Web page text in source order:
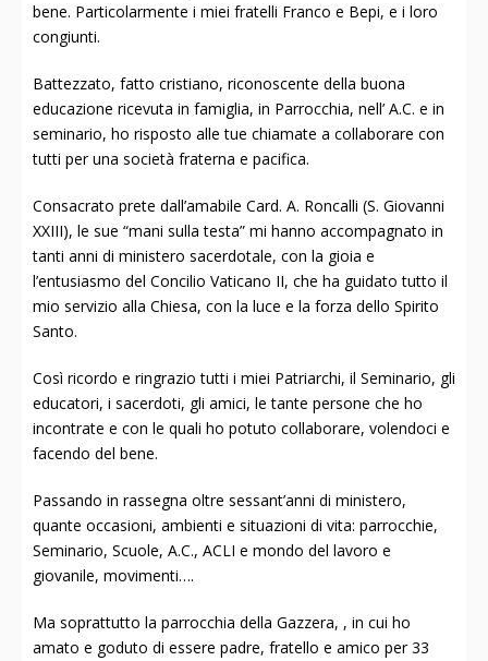
bene. Particolarmente i miei fratelli Franco e Bepi, e i loro
congiunti.
Battezzato, fatto cristiano, riconoscente della buona
educazione ricevuta in famiglia, in Parrocchia, nell’ A.C. e in
seminario, ho risposto alle tue chiamate a collaborare con
tutti per una società fraterna e pacifica.
Consacrato prete dall’amabile Card. A. Roncalli (S. Giovanni
XXIII), le sue “mani sulla testa” mi hanno accompagnato in
tanti anni di ministero sacerdotale, con la gioia e
l’entusiasmo del Concilio Vaticano II, che ha guidato tutto il
mio servizio alla Chiesa, con la luce e la forza dello Spirito
Santo.
Così ricordo e ringrazio tutti i miei Patriarchi, il Seminario, gli
educatori, i sacerdoti, gli amici, le tante persone che ho
incontrate e con le quali ho potuto collaborare, volendoci e
facendo del bene.
Passando in rassegna oltre sessant’anni di ministero,
quante occasioni, ambienti e situazioni di vita: parrocchie,
Seminario, Scuole, A.C., ACLI e mondo del lavoro e
giovanile, movimenti….
Ma soprattutto la parrocchia della Gazzera, , in cui ho
amato e goduto di essere padre, fratello e amico per 33